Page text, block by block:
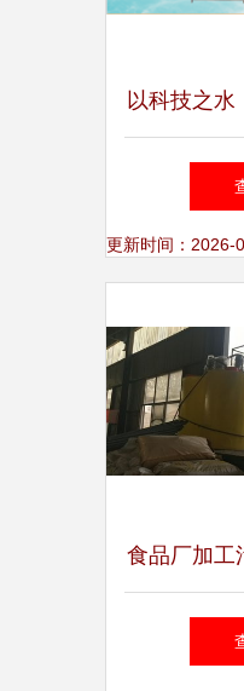
以科技之
专注水处
更新时间：2026-
食品厂加工
探析及水